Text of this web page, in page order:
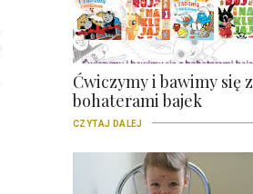
Ćwiczymy i bawimy się z
bohaterami bajek
CZYTAJ DALEJ